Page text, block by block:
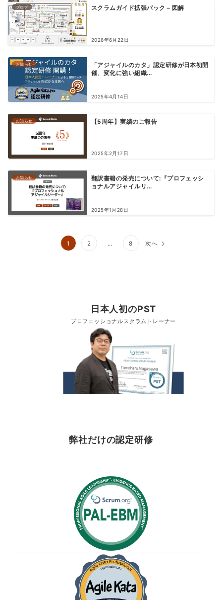
ブログ スクラムガイド拡張パック – 図解
2026年6月22日
お知らせ
「アジャイルのカタ」認定研修が日本初開
催、変化に強い組織...
2025年4月14日
お知らせ 【5周年】実績のご報告
2025年2月17日
お知らせ
翻訳書籍の発売について:『プロフェッシ
ョナルアジャイルリ...
2025年1月28日
1 2 … 8 次へ
日本人初のPST
プロフェッショナルスクラムトレーナー
弊社だけの認定研修